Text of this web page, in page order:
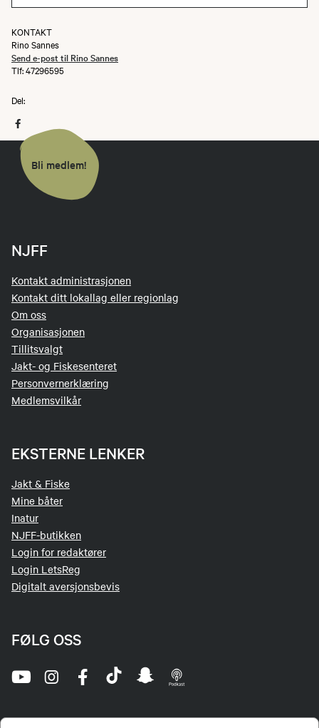
KONTAKT
Rino Sannes
Send e-post til Rino Sannes
Tlf: 47296595
Del:
Bli medlem!
NJFF
Kontakt administrasjonen
Kontakt ditt lokallag eller regionlag
Om oss
Organisasjonen
Tillitsvalgt
Jakt- og Fiskesenteret
Personvernerklæring
Medlemsvilkår
EKSTERNE LENKER
Jakt & Fiske
Mine båter
Inatur
NJFF-butikken
Login for redaktører
Login LetsReg
Digitalt aversjonsbevis
FØLG OSS